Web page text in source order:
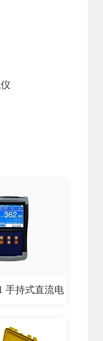
手持式直流电